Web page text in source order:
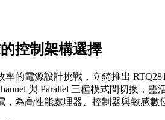
控制架構選擇
的電源設計挑戰，立錡推出
與 Parallel 三種模式間切換，
為高性能處理器、控制器與敏感數